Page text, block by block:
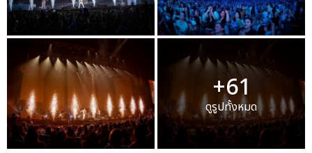
+61
ดูรูปทั้งหมด